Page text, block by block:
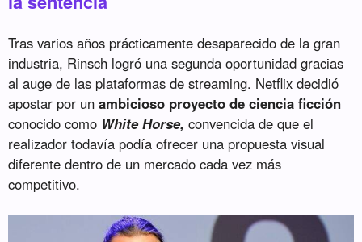
Tras varios años prácticamente desaparecido de la gran
industria, Rinsch logró una segunda oportunidad gracias
al auge de las plataformas de streaming. Netflix decidió
apostar por unambicioso proyecto de ciencia ficción
conocido como White Horse, convencida de que el
realizador todavía podía ofrecer una propuesta visual
diferente dentro de un mercado cada vez más
competitivo.